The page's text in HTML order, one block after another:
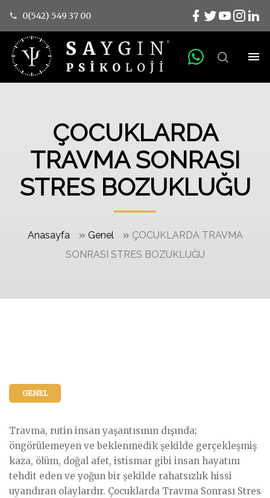
0(542) 549 37 00
ÇOCUKLARDA
TRAVMA SONRASI
STRES BOZUKLUĞU
Anasayfa » Genel » ÇOCUKLARDA TRAVMA
SONRASI STRES BOZUKLUĞU
GENEL
Travma, rutin insan yaşantısının dışında;
öngörülemeyen ve beklenmedik şekilde gerçekleşmiş
kaza, ölüm, doğal afet, istismar gibi insan hayatını
tehdit eden ve yoğun bir şekilde rahatsızlık hissi
uyandıran olaylardır. Çocuklarda Travma Sonrası Stres